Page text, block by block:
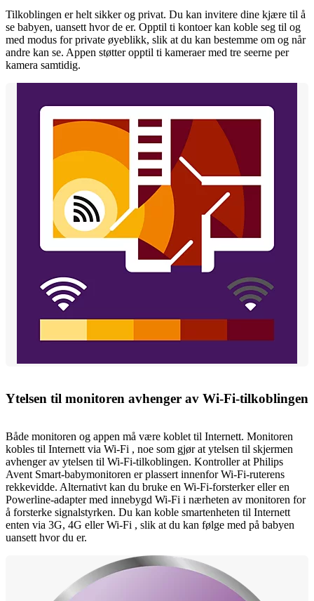
Tilkoblingen er helt sikker og privat. Du kan invitere dine kjære til å
se babyen, uansett hvor de er. Opptil ti kontoer kan koble seg til og
med modus for private øyeblikk, slik at du kan bestemme om og når
andre kan se. Appen støtter opptil ti kameraer med tre seerne per
kamera samtidig.
Ytelsen til monitoren avhenger av Wi-Fi-tilkoblingen
Både monitoren og appen må være koblet til Internett. Monitoren
kobles til Internett via Wi-Fi , noe som gjør at ytelsen til skjermen
avhenger av ytelsen til Wi-Fi-tilkoblingen. Kontroller at Philips
Avent Smart-babymonitoren er plassert innenfor Wi-Fi-ruterens
rekkevidde. Alternativt kan du bruke en Wi-Fi-forsterker eller en
Powerline-adapter med innebygd Wi-Fi i nærheten av monitoren for
å forsterke signalstyrken. Du kan koble smartenheten til Internett
enten via 3G, 4G eller Wi-Fi , slik at du kan følge med på babyen
uansett hvor du er.